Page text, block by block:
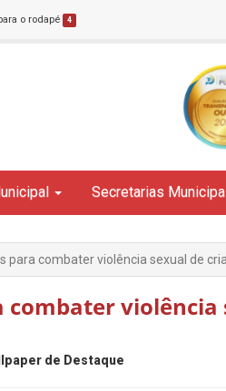
o rodapé 4
Secretarias
para combater violência sexual de
combater
de Destaque